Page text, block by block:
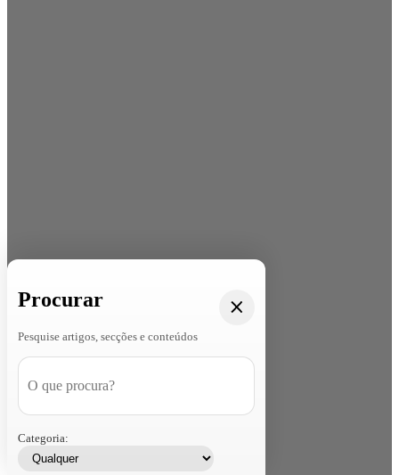
Procurar
Pesquise artigos, secções e conteúdos
Categoria: